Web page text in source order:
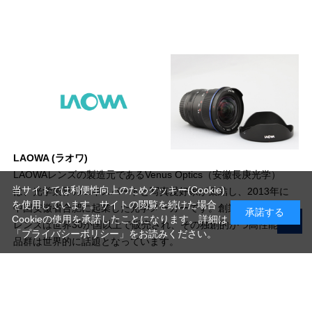
LAOWA (ラオワ)
LAOWAレンズの製造元であるVenus Optics（安徽長庚光学）
は、光学業界のエキスパートと写真愛好家が集結し、2013年に
中国安徽省合肥に起業した光学メーカーです。創業以来LAOWA
レンズは世界30か国以上で販売され、その独創的かつ高性能な製
品群は世界的に話題となっています。
当サイトでは利便性向上のためクッキー(Cookie)
を使用しています。サイトの閲覧を続けた場合
Cookieの使用を承諾したことになります。詳細は
「プライバシーポリシー」 をお読みください。
承諾する